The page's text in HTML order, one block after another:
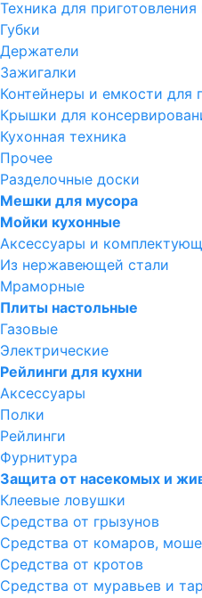
Техника для приготовления
Губки
Держатели
Зажигалки
Контейнеры и емкости для
Крышки для
Кухонная техника
Прочее
Разделочные доски
Мешки для мусора
Мойки кухонные
Аксессуары и
Из нержавеющей стали
Мраморные
Плиты настольные
Газовые
Электрические
Рейлинги для кухни
Аксессуары
Полки
Рейлинги
Фурнитура
Защита от насекомых и
Клеевые ловушки
Средства от грызунов
Средства от комаров,
Средства от кротов
Средства от муравьев и